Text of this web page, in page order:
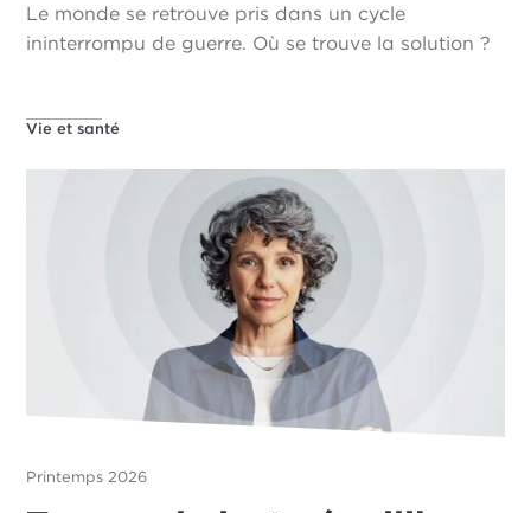
Le monde se retrouve pris dans un cycle
ininterrompu de guerre. Où se trouve la solution ?
Vie et santé
Printemps 2026